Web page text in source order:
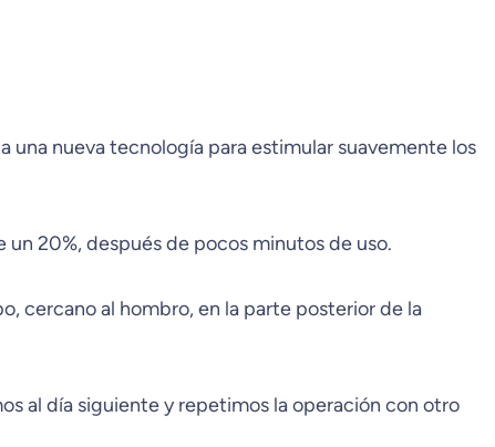
una nueva tecnología para estimular suavemente los
20%, después de pocos minutos de uso.
cercano al hombro, en la parte posterior de la
al día siguiente y repetimos la operación con otro